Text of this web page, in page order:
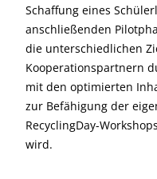
Schaffung eines
anschließenden
die unterschiedlichen
Kooperationspartnern
mit den optimierten
zur Befähigung der
RecyclingDay-
wird.